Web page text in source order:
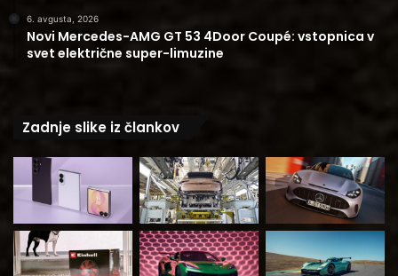
6. avgusta, 2026
Novi Mercedes-AMG GT 53 4Door Coupé: vstopnica v
svet električne super-limuzine
Zadnje slike iz člankov